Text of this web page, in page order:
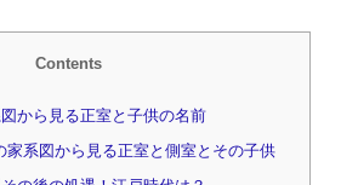
Contents
から見る正室と子供の名前
家系図から見る正室と側室とその子供